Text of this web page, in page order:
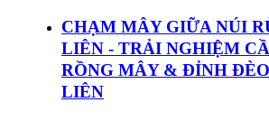
CHẠM MÂY GIỮA NÚI
LIÊN - TRẢI NGHIỆM
RỒNG MÂY & ĐỈNH
LIÊN